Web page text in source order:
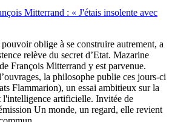
Mitterrand : « J'étais insolente avec
oblige à se construire autrement, a
relève du secret d’Etat. Mazarine
François Mitterrand y est parvenue.
la philosophe publie ces jours-ci
Flammarion), un essai ambitieux sur la
l'intelligence artificielle. Invitée de
Un monde, un regard, elle revient